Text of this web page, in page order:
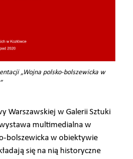
„Wojna polsko-bolszewicka w
Warszawskiej w Galerii Sztuki
multimedialna w
bolszewicka w obiektywie
się na nią historyczne